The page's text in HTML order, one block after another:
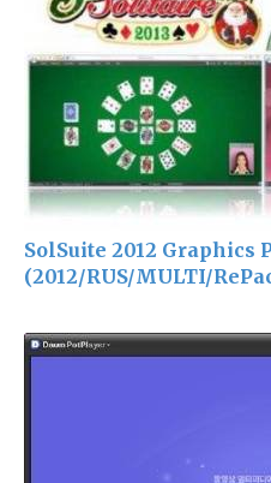
SolSuite 2012 Graphics
(2012/RUS/MULTI/